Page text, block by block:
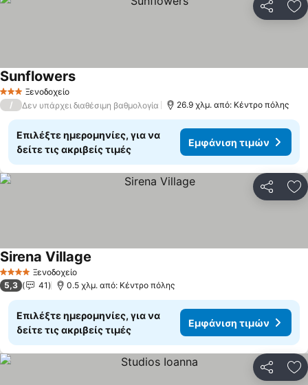
3 ΑστέριαΞενοδοχείο
Sunflowers
/ Δεν υπάρχει διαθέσιμη βαθμολογία 26.9 χλμ. από: Κέντρο πόλης
Επιλέξτε ημερομηνίες, για να
δείτε τις ακριβείς τιμές
Εμφάνιση τιμών
4 ΑστέριαΞενοδοχείο
Sirena Village
5,3 41 0.5 χλμ. από: Κέντρο πόλης
Επιλέξτε ημερομηνίες, για να
δείτε τις ακριβείς τιμές
Εμφάνιση τιμών